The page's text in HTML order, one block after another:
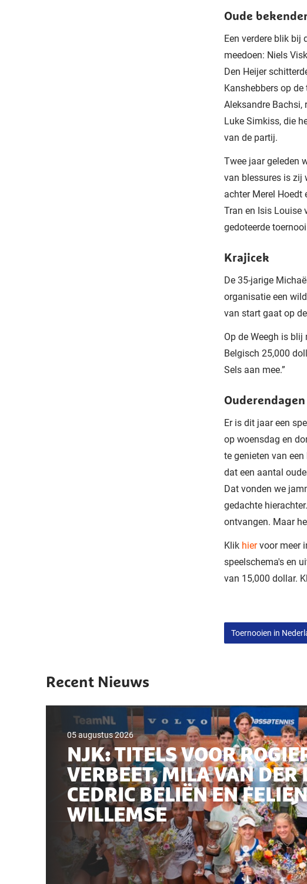
Oude
Een verdere blik bij
meedoen: Niels
Den Heijer
Kanshebbers op
Aleksandre Bachsi,
Luke Simkiss, die
van de partij.
Twee jaar geleden
van blessures is zij
achter Merel Hoedt
Tran en Isis Louise
gedoteerde
Krajicek
De 35-jarige
organisatie een
van start gaat op
Op de Weegh is blij
Belgisch 25,000
Sels aan mee.”
Ouderendagen
Er is dit jaar een
op woensdag en
te genieten van
dat een aantal
Dat vonden we
gedachte
ontvangen. Maar
Klik hiervoor meer
speelschema's en
van 15,000 dollar.
Toernooien in
Recent Nieuws
05 augustus 2026
NJK: TITELS VOOR
VERBEET, MILA VAN DER
CEDRIC BELIËN EN
WILLEMSE